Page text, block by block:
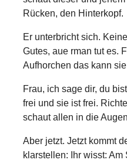
Rücken, den Hinterkopf.
Er unterbricht sich.
Gutes, aue rman tut es.
Aufhorchen das kann
Frau, ich sage dir, du
frei und sie ist frei.
schaut allen in die
Aber jetzt. Jetzt kommt
klarstellen: Ihr wisst: